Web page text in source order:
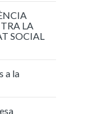
LA
SOCIAL
a la